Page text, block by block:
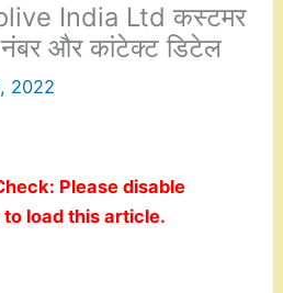
India Ltd कस्टमर
और कांटेक्ट डिटेल
2022
Please disable
load this article.